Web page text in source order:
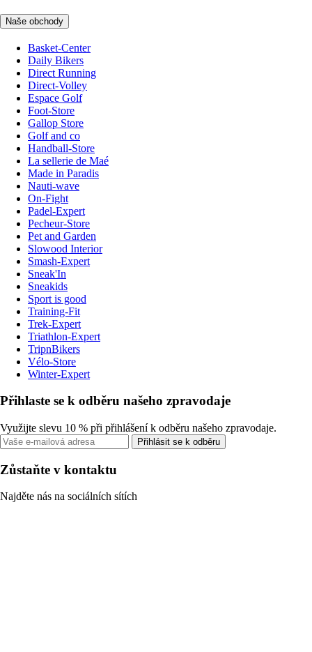
Naše obchody
Basket-Center
Daily Bikers
Direct Running
Direct-Volley
Espace Golf
Foot-Store
Gallop Store
Golf and co
Handball-Store
La sellerie de Maé
Made in Paradis
Nauti-wave
On-Fight
Padel-Expert
Pecheur-Store
Pet and Garden
Slowood Interior
Smash-Expert
Sneak'In
Sneakids
Sport is good
Training-Fit
Trek-Expert
Triathlon-Expert
TripnBikers
Vélo-Store
Winter-Expert
Přihlaste se k odběru našeho zpravodaje
Využijte slevu 10 % při přihlášení k odběru našeho zpravodaje.
Přihlásit se k odběru
Zůstaňte v kontaktu
Najděte nás na sociálních sítích